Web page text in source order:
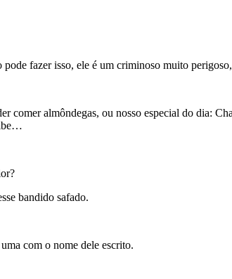
fazer isso, ele é um criminoso muito
comer almôndegas, ou nosso especial do dia:
bandido safado.
com o nome dele escrito.